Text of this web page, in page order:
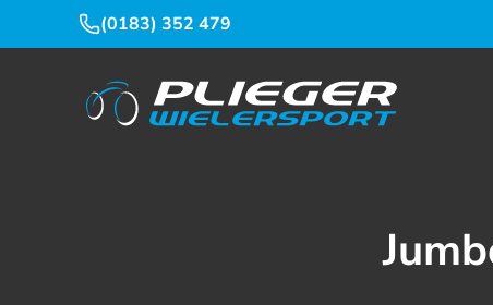
(0183) 352 479